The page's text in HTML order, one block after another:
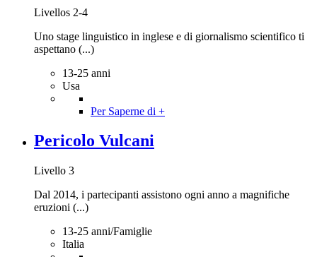
Livellos 2-4
Uno stage linguistico in inglese e di giornalismo scientifico ti
aspettano (...)
13-25 anni
Usa
Per Saperne di +
Pericolo Vulcani
Livello 3
Dal 2014, i partecipanti assistono ogni anno a magnifiche
eruzioni (...)
13-25 anni/Famiglie
Italia